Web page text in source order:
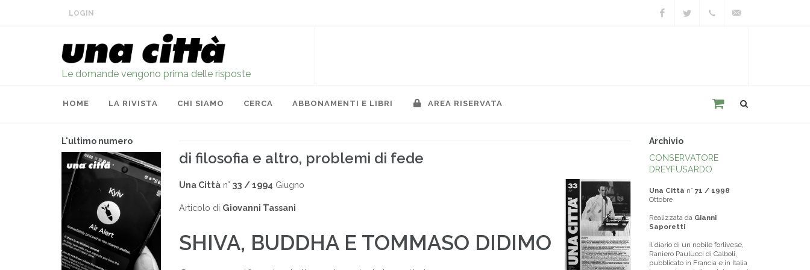
LOGIN
Le domande vengono prima delle risposte
HOME LA RIVISTA CHI SIAMO CERCA ABBONAMENTI E LIBRI AREA RISERVATA
L'ultimo numero
di filosofia e altro, problemi di fede
Una Città n° 33 / 1994 Giugno
Articolo di Giovanni Tassani
SHIVA, BUDDHA E TOMMASO DIDIMO
Archivio
CONSERVATORE
DREYFUSARDO
Una Città n° 71 / 1998
Ottobre
Realizzata da Gianni
Saporetti
Il diario di un nobile forlivese,
Raniero Paulucci di Calboli,
pubblicato in Francia e in Italia